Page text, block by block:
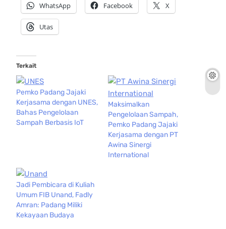
WhatsApp Facebook X
Utas
Terkait
Pemko Padang Jajaki
Kerjasama dengan UNES,
Bahas Pengelolaan
Sampah Berbasis IoT
Maksimalkan
Pengelolaan Sampah,
Pemko Padang Jajaki
Kerjasama dengan PT
Awina Sinergi
International
Jadi Pembicara di Kuliah
Umum FIB Unand, Fadly
Amran: Padang Miliki
Kekayaan Budaya